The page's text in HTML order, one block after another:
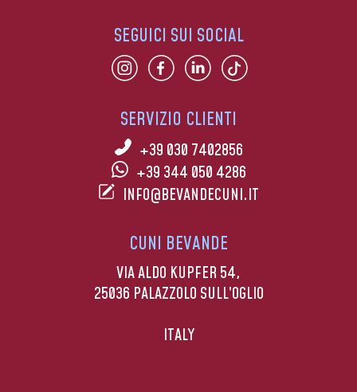
SERVIZIO CLIENTI
+39 030 7402856
+39 344 050 4286
INFO@BEVANDECUNI.IT
CUNI BEVANDE
VIA ALDO KUPFER 54,
25036 PALAZZOLO SULL’OGLIO
ITALY
SEGUICI SUI SOCIAL